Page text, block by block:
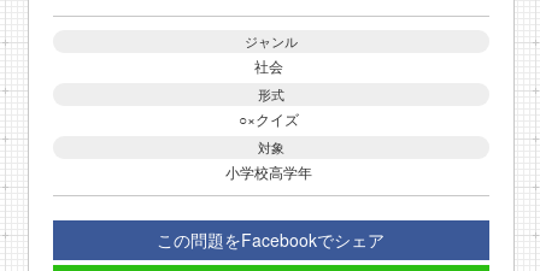
ジャンル
社会
形式
○×クイズ
対象
小学校高学年
この問題をFacebookでシェア